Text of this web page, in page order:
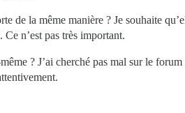
de la même manière ? Je souhaite
n’est pas très important.
? J’ai cherché pas mal sur le